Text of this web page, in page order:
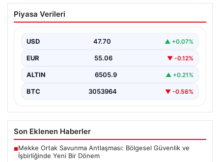
MASAK’tan Ahbap Derneği raporu.
Hangi ünlü ne kadar bağış yaptı?
Bağışları ve Paranın Akibeti", "content": "Son dönemde
kamuoyunun…
Piyasa Verileri
USD 47.70 ▲ +0.07%
EUR 55.06 ▼ -0.12%
ALTIN 6505.9 ▲ +0.21%
BTC 3053964 ▼ -0.56%
Son Eklenen Haberler
■Mekke Ortak Savunma Antlaşması: Bölgesel Güvenlik ve
İşbirliğinde Yeni Bir Dönem